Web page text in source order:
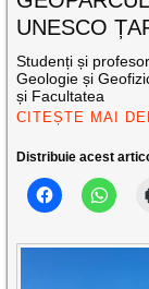
UNESCO
Studenți și
Geologie și
și Facultatea
CITEȘTE MAI
Distribuie acest